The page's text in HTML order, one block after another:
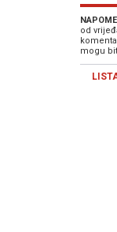
od
mogu